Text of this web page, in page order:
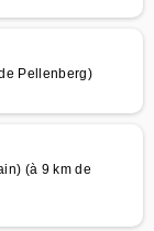
Pellenberg)
(à 9 km de